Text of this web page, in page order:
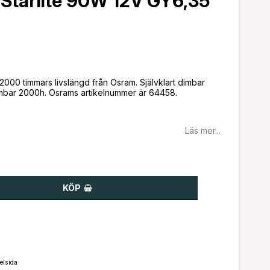
timmars livslängd från Osram. Självklart dimbar
Läs mer...
KÖP